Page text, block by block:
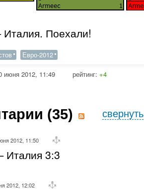
Поехали!
Евро-2012
июня 2012, 11:49 рейтинг: +4
(35) свернуть
2012, 11:50
Италия 3:3
2012, 12:02